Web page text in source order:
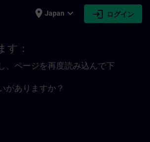
place Japan expand_more login ログイン
す：
、ページを再度読み込んで下
がありますか？